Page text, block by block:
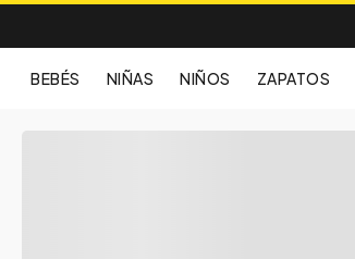
BEBÉS NIÑAS NIÑOS ZAPATOS